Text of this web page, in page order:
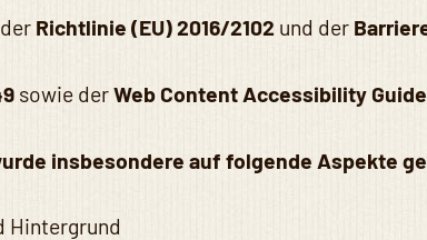
Richtlinie (EU) 2016/2102 und der
sowie derWeb Content Accessibility
insbesondere auf folgende Aspekte
Hintergrund